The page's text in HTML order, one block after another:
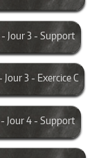
- Jour 3 - Support
3 - Exercice C
- Jour 4 - Support